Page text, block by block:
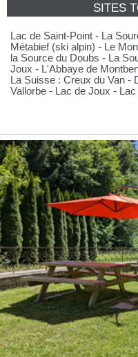
SITES
Lac de Saint-Point - La
Métabief (ski alpin) - Le
la Source du Doubs - La
Joux - L'Abbaye de
La Suisse : Creux du Van -
Vallorbe - Lac de Joux -